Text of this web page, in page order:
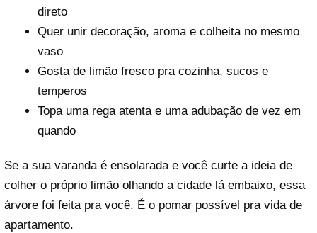
direto
Quer unir decoração, aroma e colheita no mesmo
vaso
Gosta de limão fresco pra cozinha, sucos e
temperos
Topa uma rega atenta e uma adubação de vez em
quando
Se a sua varanda é ensolarada e você curte a ideia de
colher o próprio limão olhando a cidade lá embaixo, essa
árvore foi feita pra você. É o pomar possível pra vida de
apartamento.